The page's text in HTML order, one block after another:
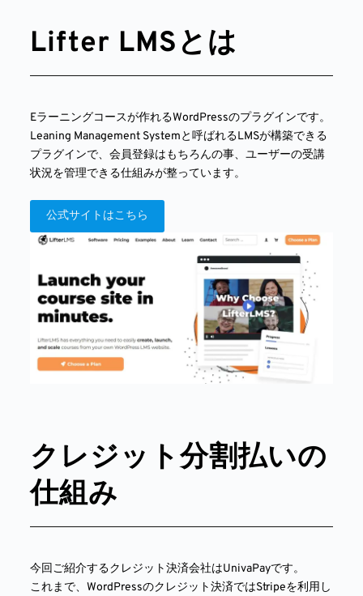
Lifter LMSとは
Eラーニングコースが作れるWordPressのプラグインです。
Leaning Management Systemと呼ばれるLMSが構築できる
プラグインで、会員登録はもちろんの事、ユーザーの受講
状況を管理できる仕組みが整っています。
公式サイトはこちら
クレジット分割払いの
仕組み
今回ご紹介するクレジット決済会社はUnivaPayです。
これまで、WordPressのクレジット決済ではStripeを利用し